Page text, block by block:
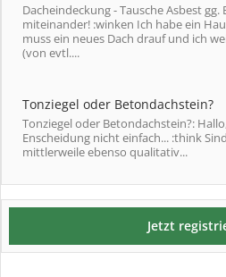
Dacheindeckung - Tausche Asbest gg.
miteinander! :winken Ich habe ein
muss ein neues Dach drauf und ich
(von evtl....
Tonziegel oder Betondachstein?
Tonziegel oder Betondachstein?:
Enscheidung nicht einfach... :think
mittlerweile ebenso qualitativ...
Jetzt